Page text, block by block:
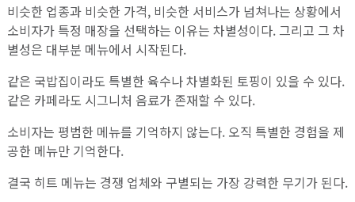
비슷한 업종과 비슷한 가격, 비슷한 서비스가 넘쳐나는 상황에서
소비자가 특정 매장을 선택하는 이유는 차별성이다. 그리고 그 차
별성은 대부분 메뉴에서 시작된다.
같은 국밥집이라도 특별한 육수나 차별화된 토핑이 있을 수 있다.
같은 카페라도 시그니처 음료가 존재할 수 있다.
소비자는 평범한 메뉴를 기억하지 않는다. 오직 특별한 경험을 제
공한 메뉴만 기억한다.
결국 히트 메뉴는 경쟁 업체와 구별되는 가장 강력한 무기가 된다.